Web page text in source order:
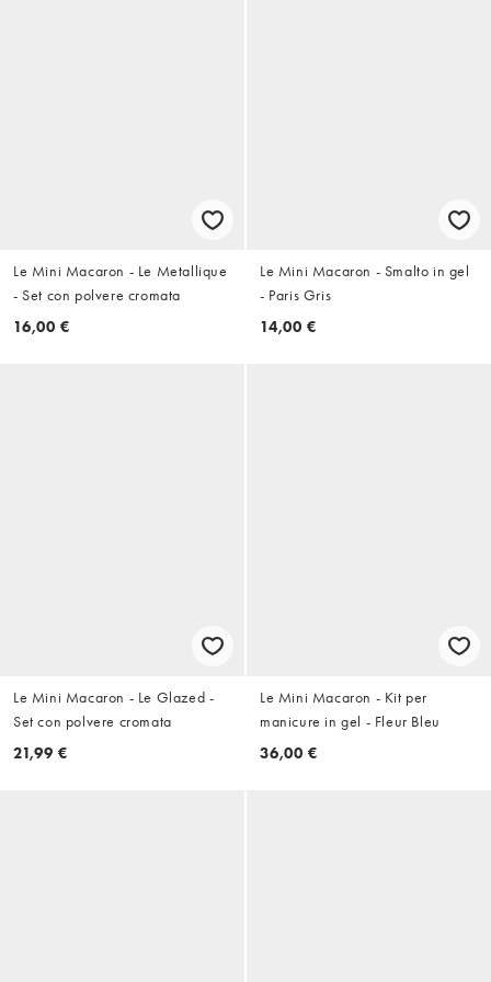
Le Mini Macaron - Le Metallique
- Set con polvere cromata
16,00 €
Le Mini Macaron - Smalto in gel
- Paris Gris
14,00 €
Le Mini Macaron - Le Glazed -
Set con polvere cromata
21,99 €
Le Mini Macaron - Kit per
manicure in gel - Fleur Bleu
36,00 €